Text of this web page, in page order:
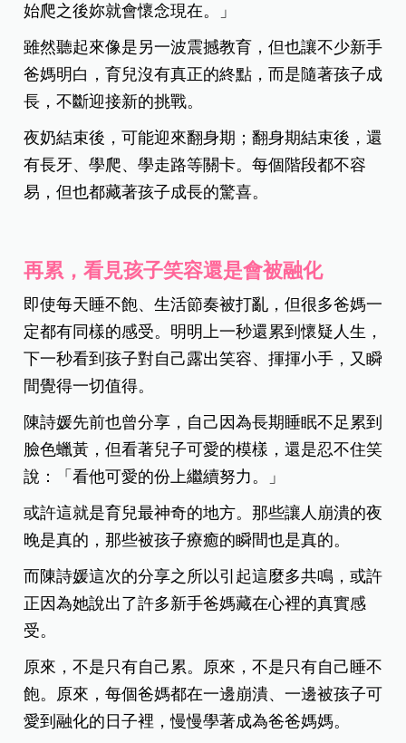
始爬之後妳就會懷念現在。」
雖然聽起來像是另一波震撼教育，但也讓不少新手
爸媽明白，育兒沒有真正的終點，而是隨著孩子成
長，不斷迎接新的挑戰。
夜奶結束後，可能迎來翻身期；翻身期結束後，還
有長牙、學爬、學走路等關卡。每個階段都不容
易，但也都藏著孩子成長的驚喜。
再累，看見孩子笑容還是會被融化
即使每天睡不飽、生活節奏被打亂，但很多爸媽一
定都有同樣的感受。明明上一秒還累到懷疑人生，
下一秒看到孩子對自己露出笑容、揮揮小手，又瞬
間覺得一切值得。
陳詩媛先前也曾分享，自己因為長期睡眠不足累到
臉色蠟黃，但看著兒子可愛的模樣，還是忍不住笑
說：「看他可愛的份上繼續努力。」
或許這就是育兒最神奇的地方。那些讓人崩潰的夜
晚是真的，那些被孩子療癒的瞬間也是真的。
而陳詩媛這次的分享之所以引起這麼多共鳴，或許
正因為她說出了許多新手爸媽藏在心裡的真實感
受。
原來，不是只有自己累。原來，不是只有自己睡不
飽。原來，每個爸媽都在一邊崩潰、一邊被孩子可
愛到融化的日子裡，慢慢學著成為爸爸媽媽。